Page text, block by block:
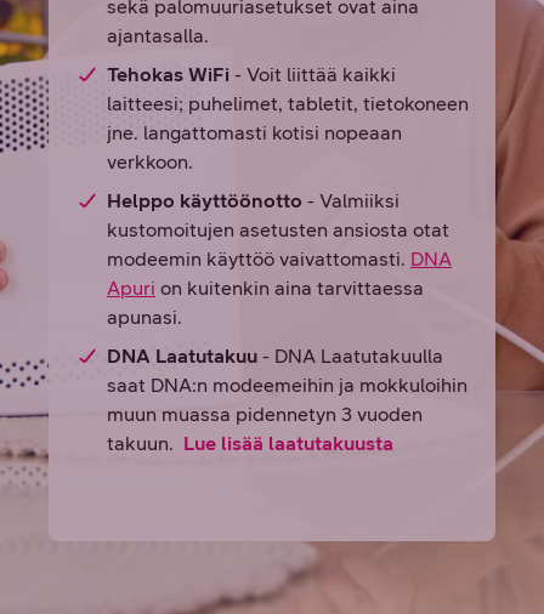
sekä palomuuriasetukset ovat aina
ajantasalla.
Tehokas WiFi - Voit liittää kaikki
laitteesi; puhelimet, tabletit, tietokoneen
jne. langattomasti kotisi nopeaan
verkkoon.
Helppo käyttöönotto - Valmiiksi
kustomoitujen asetusten ansiosta otat
modeemin käyttöö vaivattomasti. DNA
Apuri on kuitenkin aina tarvittaessa
apunasi.
DNA Laatutakuu - DNA Laatutakuulla
saat DNA:n modeemeihin ja mokkuloihin
muun muassa pidennetyn 3 vuoden
takuun. Lue lisää laatutakuusta